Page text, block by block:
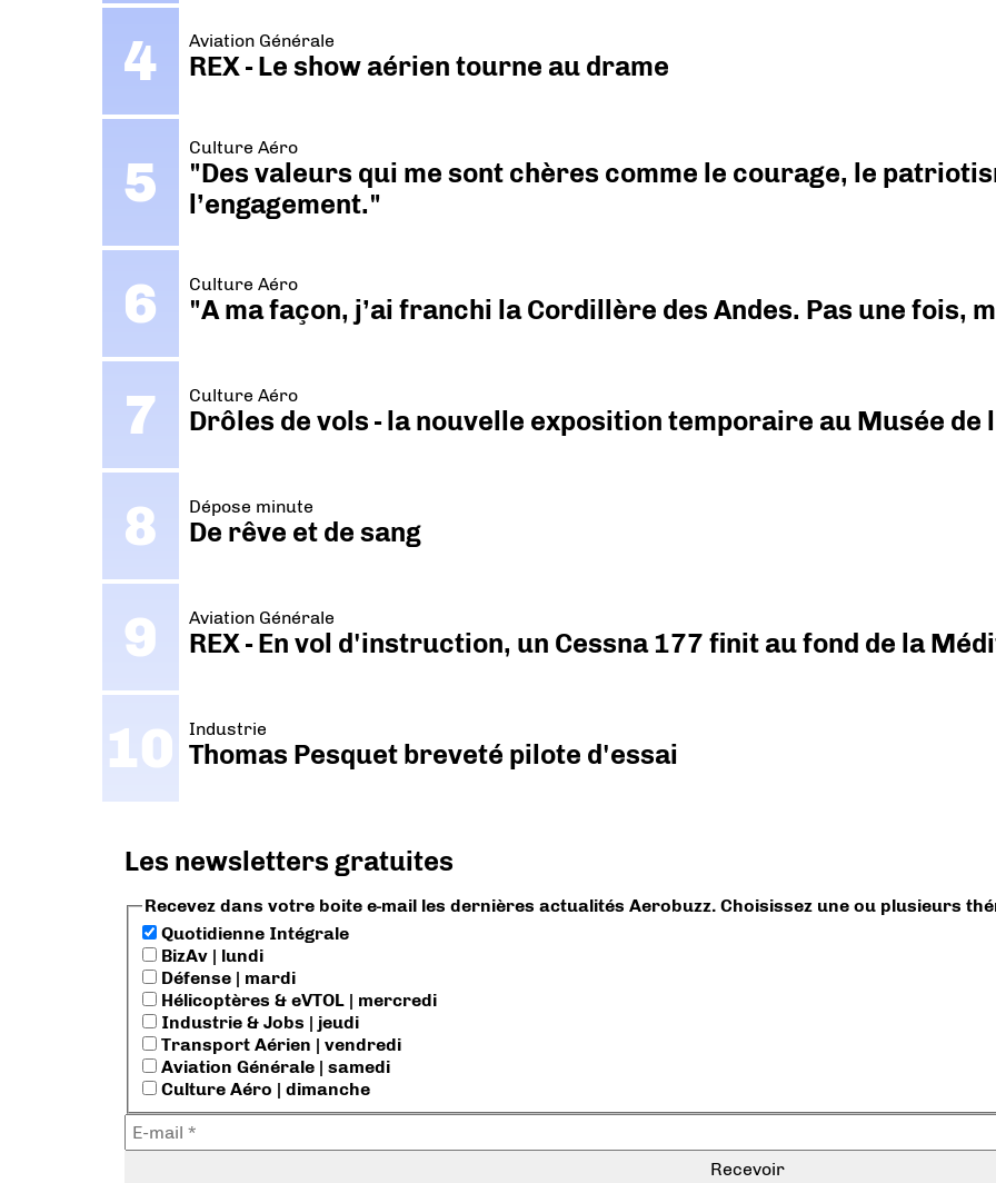
Aviation Générale
REX - Le show aérien tourne au drame
Culture Aéro
"Des valeurs qui me sont chères comme le courage, le
l’engagement."
Culture Aéro
"A ma façon, j’ai franchi la Cordillère des Andes. Pas une fois,
Culture Aéro
Drôles de vols - la nouvelle exposition temporaire au Musée de
Dépose minute
De rêve et de sang
Aviation Générale
REX - En vol d'instruction, un Cessna 177 finit au fond de la
Industrie
Thomas Pesquet breveté pilote d'essai
Les newsletters gratuites
Recevez dans votre boite e-mail les dernières actualités Aerobuzz. Choisissez une ou plusieurs
Quotidienne Intégrale
BizAv | lundi
Défense | mardi
Hélicoptères & eVTOL | mercredi
Industrie & Jobs | jeudi
Transport Aérien | vendredi
Aviation Générale | samedi
Culture Aéro | dimanche